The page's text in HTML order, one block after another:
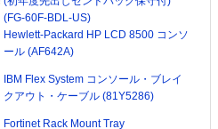
(FG-60F-BDL-US)
Hewlett-Packard HP LCD 8500 コンソ
ール (AF642A)
IBM Flex System コンソール・ブレイ
クアウト・ケーブル (81Y5286)
Fortinet Rack Mount Tray